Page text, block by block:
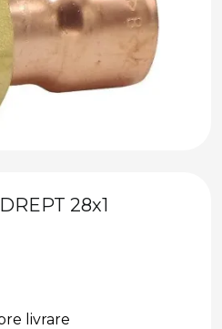
28x1
livrare